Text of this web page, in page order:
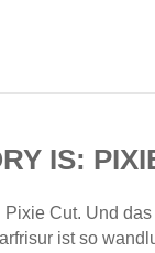
IS:
Cut. Und
ist so